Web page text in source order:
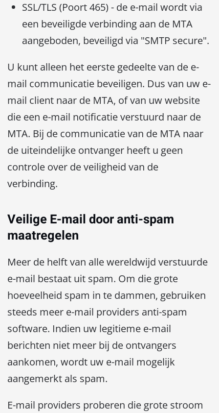
SSL/TLS (Poort 465) - de e-mail wordt via
een beveiligde verbinding aan de MTA
aangeboden, beveiligd via "SMTP secure".
U kunt alleen het eerste gedeelte van de e-
mail communicatie beveiligen. Dus van uw e-
mail client naar de MTA, of van uw website
die een e-mail notificatie verstuurd naar de
MTA. Bij de communicatie van de MTA naar
de uiteindelijke ontvanger heeft u geen
controle over de veiligheid van de
verbinding.
Veilige E-mail door anti-spam
maatregelen
Meer de helft van alle wereldwijd verstuurde
e-mail bestaat uit spam. Om die grote
hoeveelheid spam in te dammen, gebruiken
steeds meer e-mail providers anti-spam
software. Indien uw legitieme e-mail
berichten niet meer bij de ontvangers
aankomen, wordt uw e-mail mogelijk
aangemerkt als spam.
E-mail providers proberen die grote stroom